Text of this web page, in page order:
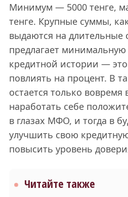
Минимум — 5000 тенге,
тенге. Крупные суммы,
выдаются на
предлагает
кредитной истории —
повлиять на процент. В
остается только вовремя
наработать себе
в глазах МФО, и тогда в
улучшить свою
повысить уровень
Читайте также